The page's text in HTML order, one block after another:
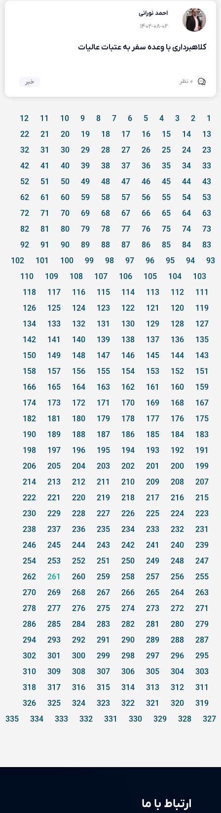
احمد نورانی
۱۴۰۲-۰۸-۰۲
کلاهبرداری با وعده سفر به عتبات عالیات
۰ نظر خبر
1
2
3
4
5
6
7
8
9
10
11
12
13
14
15
16
17
18
19
20
21
22
23
24
25
26
27
28
29
30
31
32
33
34
35
36
37
38
39
40
41
42
43
44
45
46
47
48
49
50
51
52
53
54
55
56
57
58
59
60
61
62
63
64
65
66
67
68
69
70
71
72
73
74
75
76
77
78
79
80
81
82
83
84
85
86
87
88
89
90
91
92
93
94
95
96
97
98
99
100
101
102
103
104
105
106
107
108
109
110
111
112
113
114
115
116
117
118
119
120
121
122
123
124
125
126
127
128
129
130
131
132
133
134
135
136
137
138
139
140
141
142
143
144
145
146
147
148
149
150
151
152
153
154
155
156
157
158
159
160
161
162
163
164
165
166
167
168
169
170
171
172
173
174
175
176
177
178
179
180
181
182
183
184
185
186
187
188
189
190
191
192
193
194
195
196
197
198
199
200
201
202
203
204
205
206
207
208
209
210
211
212
213
214
215
216
217
218
219
220
221
222
223
224
225
226
227
228
229
230
231
232
233
234
235
236
237
238
239
240
241
242
243
244
245
246
247
248
249
250
251
252
253
254
255
256
257
258
259
260
261
262
263
264
265
266
267
268
269
270
271
272
273
274
275
276
277
278
279
280
281
282
283
284
285
286
287
288
289
290
291
292
293
294
295
296
297
298
299
300
301
302
303
304
305
306
307
308
309
310
311
312
313
314
315
316
317
318
319
320
321
322
323
324
325
326
327
328
329
330
331
332
333
334
335
ارتباط با ما